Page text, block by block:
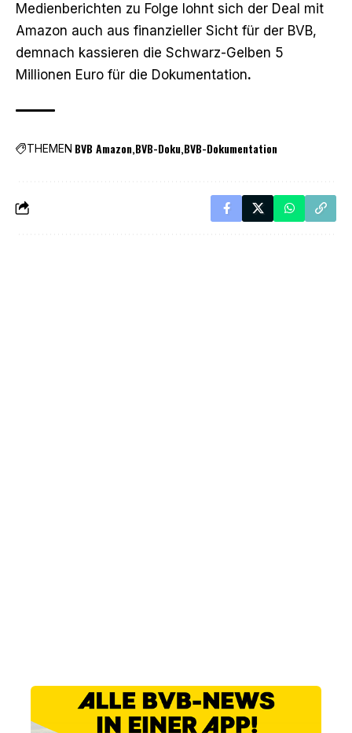
Medienberichten zu Folge lohnt sich der Deal mit
Amazon auch aus finanzieller Sicht für der BVB,
demnach kassieren die Schwarz-Gelben 5
Millionen Euro für die Dokumentation.
THEMEN BVB Amazon BVB-Doku BVB-Dokumentation